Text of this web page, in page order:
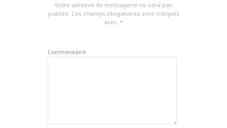
Votre adresse de messagerie ne sera pas
publiée. Les champs obligatoires sont indiqués
avec *
Commentaire